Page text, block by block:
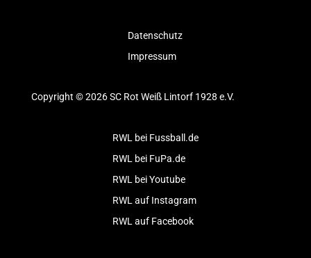
Datenschutz
Impressum
Copyright © 2026 SC Rot Weiß Lintorf 1928 e.V.
RWL bei Fussball.de
RWL bei FuPa.de
RWL bei Youtube
RWL auf Instagram
RWL auf Facebook